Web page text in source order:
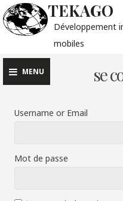
TEKAGO
Développement
mobiles
MENU se
Username or Email
Mot de passe